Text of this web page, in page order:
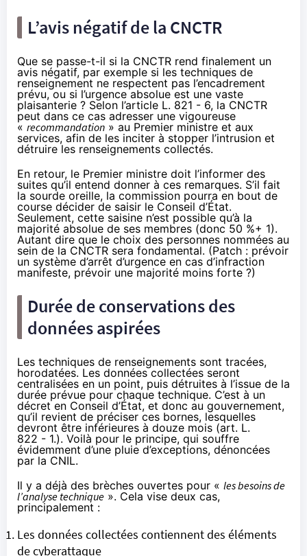
L’avis négatif de la CNCTR
Que se passe-t-il si la CNCTR rend finalement un
avis négatif, par exemple si les techniques de
renseignement ne respectent pas l’encadrement
prévu, ou si l’urgence absolue est une vaste
plaisanterie ? Selon l’article L. 821 - 6, la CNCTR
peut dans ce cas adresser une vigoureuse
« recommandation » au Premier ministre et aux
services, afin de les inciter à stopper l’intrusion et
détruire les renseignements collectés.
En retour, le Premier ministre doit l’informer des
suites qu’il entend donner à ces remarques. S’il fait
la sourde oreille, la commission pourra en bout de
course décider de saisir le Conseil d’État.
Seulement, cette saisine n’est possible qu’à la
majorité absolue de ses membres (donc 50 %+ 1).
Autant dire que le choix des personnes nommées au
sein de la CNCTR sera fondamental. (Patch : prévoir
un système d’arrêt d’urgence en cas d’infraction
manifeste, prévoir une majorité moins forte ?)
Durée de conservations des
données aspirées
Les techniques de renseignements sont tracées,
horodatées. Les données collectées seront
centralisées en un point, puis détruites à l’issue de la
durée prévue pour chaque technique. C’est à un
décret en Conseil d’État, et donc au gouvernement,
qu’il revient de préciser ces bornes, lesquelles
devront être inférieures à douze mois (art. L.
822 - 1.). Voilà pour le principe, qui souffre
évidemment d’une pluie d’exceptions, dénoncées
par la CNIL.
Il y a déjà des brèches ouvertes pour « les besoins de
l’analyse technique ». Cela vise deux cas,
principalement :
Les données collectées contiennent des éléments
de cyberattaque